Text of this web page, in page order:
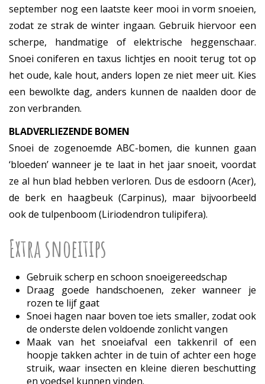
september nog een laatste keer mooi in vorm snoeien,
zodat ze strak de winter ingaan. Gebruik hiervoor een
scherpe, handmatige of elektrische heggenschaar.
Snoei coniferen en taxus lichtjes en nooit terug tot op
het oude, kale hout, anders lopen ze niet meer uit. Kies
een bewolkte dag, anders kunnen de naalden door de
zon verbranden.
BLADVERLIEZENDE BOMEN
Snoei de zogenoemde ABC-bomen, die kunnen gaan
‘bloeden’ wanneer je te laat in het jaar snoeit, voordat
ze al hun blad hebben verloren. Dus de esdoorn (Acer),
de berk en haagbeuk (Carpinus), maar bijvoorbeeld
ook de tulpenboom (Liriodendron tulipifera).
Extra snoeitips
Gebruik scherp en schoon snoeigereedschap
Draag goede handschoenen, zeker wanneer je
rozen te lijf gaat
Snoei hagen naar boven toe iets smaller, zodat ook
de onderste delen voldoende zonlicht vangen
Maak van het snoeiafval een takkenril of een
hoopje takken achter in de tuin of achter een hoge
struik, waar insecten en kleine dieren beschutting
en voedsel kunnen vinden.